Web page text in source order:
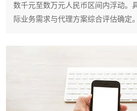
数千元至数万元人民币区间内浮动。
际业务需求与代理方案综合评估确定。